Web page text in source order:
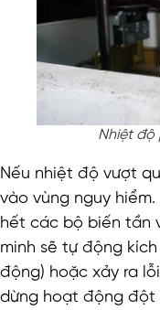
Nhiệt độ
Nếu nhiệt độ vượt
vào vùng nguy
hết các bộ biến tần
minh sẽ tự động
động) hoặc xảy ra
dừng hoạt động đột